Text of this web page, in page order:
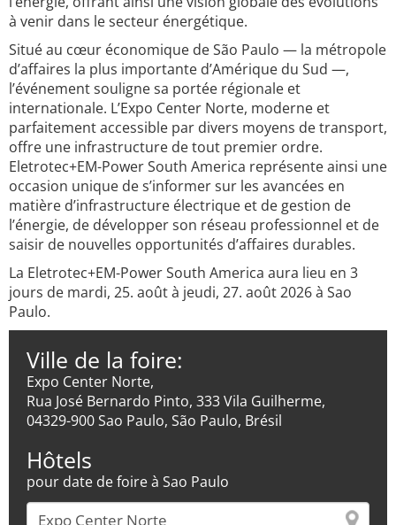
à venir dans le secteur énergétique.
Situé au cœur économique de São Paulo — la métropole
d’affaires la plus importante d’Amérique du Sud —,
l’événement souligne sa portée régionale et
internationale. L’Expo Center Norte, moderne et
parfaitement accessible par divers moyens de transport,
offre une infrastructure de tout premier ordre.
Eletrotec+EM-Power South America représente ainsi une
occasion unique de s’informer sur les avancées en
matière d’infrastructure électrique et de gestion de
l’énergie, de développer son réseau professionnel et de
saisir de nouvelles opportunités d’affaires durables.
La Eletrotec+EM-Power South America aura lieu en 3
jours de mardi, 25. août à jeudi, 27. août 2026 à Sao
Paulo.
Ville de la foire:
Expo Center Norte,
Rua José Bernardo Pinto, 333 Vila Guilherme,
04329-900 Sao Paulo, São Paulo, Brésil
Hôtels
pour date de foire à Sao Paulo